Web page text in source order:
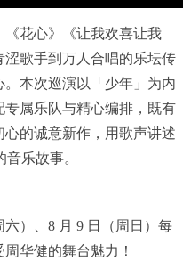
花心》《让我欢喜让我
歌手到万人合唱的乐坛传
本次巡演以「少年」为内
属乐队与精心编排，既有
的诚意新作，用歌声讲述
乐故事。
六）、8 月 9 日（周日）每
华健的舞台魅力！